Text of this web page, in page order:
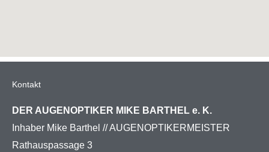
Kontakt
DER AUGENOPTIKER MIKE BARTHEL e. K.
Inhaber Mike Barthel // AUGENOPTIKERMEISTER
Rathauspassage 3